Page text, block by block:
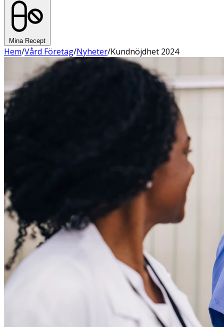
Mina Recept
Hem/Vård Företag/Nyheter/Kundnöjdhet 2024